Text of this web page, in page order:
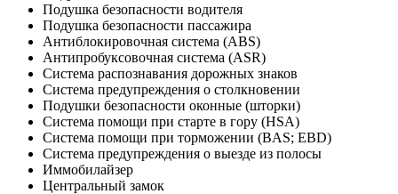
Подушка безопасности водителя
Подушка безопасности пассажира
Антиблокировочная система (ABS)
Антипробуксовочная система (ASR)
Система распознавания дорожных знаков
Система предупреждения о столкновении
Подушки безопасности оконные (шторки)
Система помощи при старте в гору (HSA)
Система помощи при торможении (BAS; EBD)
Система предупреждения о выезде из полосы
Иммобилайзер
Центральный замок